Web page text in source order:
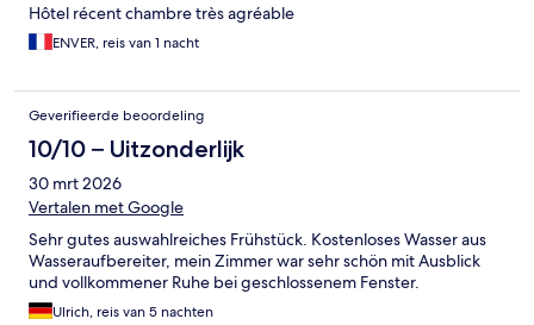
Hôtel récent chambre très agréable
ENVER, reis van 1 nacht
Geverifieerde beoordeling
10/10 – Uitzonderlijk
30 mrt 2026
Vertalen met Google
Sehr gutes auswahlreiches Frühstück. Kostenloses Wasser aus
Wasseraufbereiter, mein Zimmer war sehr schön mit Ausblick
und vollkommener Ruhe bei geschlossenem Fenster.
Ulrich, reis van 5 nachten